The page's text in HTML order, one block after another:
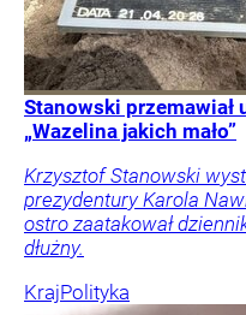
Stanowski przemawiał
„Wazelina jakich mało”
Krzysztof Stanowski
prezydentury Karola
ostro zaatakował
dłużny.
KrajPolityka